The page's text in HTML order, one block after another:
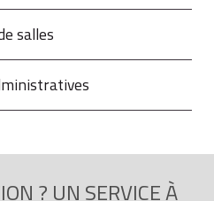
salles
? UN SERVICE À